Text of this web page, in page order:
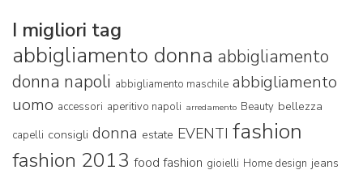
I migliori tag
abbigliamento donna abbigliamento
donna napoli abbigliamento maschile abbigliamento
uomo accessori aperitivo napoli arredamento Beauty bellezza
capelli consigli donna estate EVENTI fashion
fashion 2013 food fashion gioielli Home design jeans